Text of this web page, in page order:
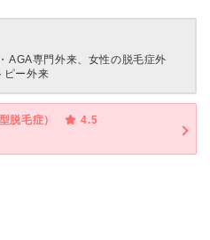
AGA専門外来、女性の脱毛症外
ピー外来
脱毛症）
4.5